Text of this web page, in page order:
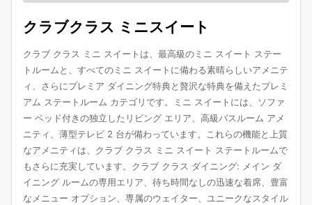
クラブクラス ミニスイート
クラブ クラス ミニ スイートは、最高級のミニ スイート ステー
トルームと、すべてのミニ スイートに備わる素晴らしいアメニテ
ィ、さらにプレミア ダイニング特典と贅沢な特典を備えたプレミ
アム ステートルーム カテゴリです。ミニ スイートには、ソファ
ー ベッド付きの独立したリビング エリア、高級バスルーム アメ
ニティ、薄型テレビ 2 台が備わっています。これらの機能と上質
なアメニティは、クラブ クラス ミニ スイート ステートルームで
もさらに充実しています。クラブ クラス ダイニング: メイン ダ
イニング ルームの専用エリア、待ち時間なしの迅速な着席、豊富
なメニュー オプション、専属のウェイター、ユニークなスタイル